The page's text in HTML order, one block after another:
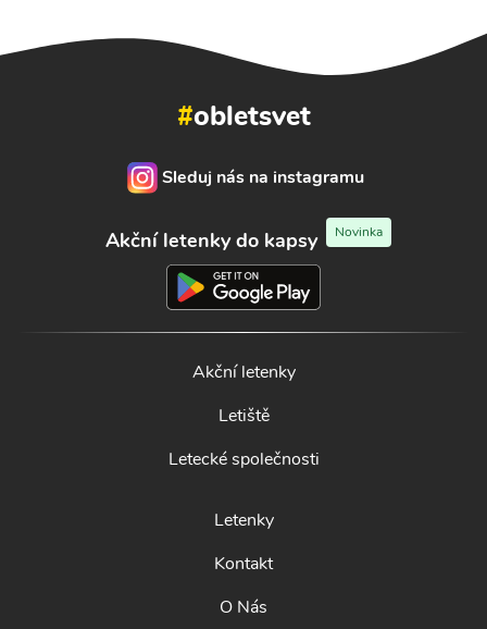
#obletsvet
Sleduj nás na instagramu
Akční letenky do kapsy Novinka
Akční letenky
Letiště
Letecké společnosti
Letenky
Kontakt
O Nás